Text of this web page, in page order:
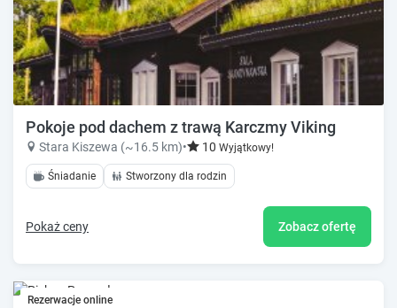
Pokoje pod dachem z trawą Karczmy Viking
Stara Kiszewa (~16.5 km)• 10 Wyjątkowy!
Śniadanie Stworzony dla rodzin
Pokaż ceny Zobacz ofertę
Rezerwacje online